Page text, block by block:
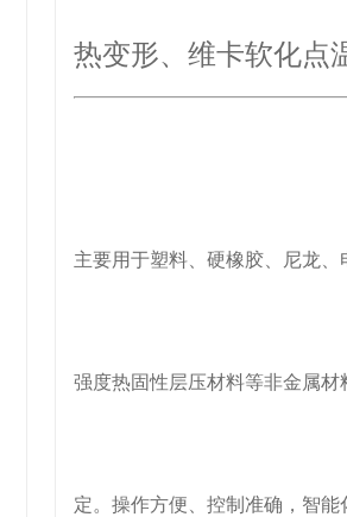
热变形、维卡软化点
主要用于塑料、硬橡胶、尼龙
强度热固性层压材料等非金属材
定。 操作方便、控制准确 ， 智能